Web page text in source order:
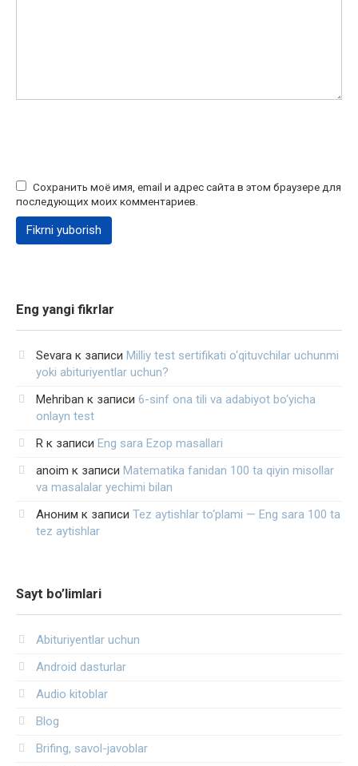
Сохранить моё имя, email и адрес сайта в этом браузере для
последующих моих комментариев.
Eng yangi fikrlar
Sevara к записи Milliy test sertifikati o‘qituvchilar uchunmi
yoki abituriyentlar uchun?
Mehriban к записи 6-sinf ona tili va adabiyot bo‘yicha
onlayn test
R к записи Eng sara Ezop masallari
anoim к записи Matematika fanidan 100 ta qiyin misollar
va masalalar yechimi bilan
Аноним к записи Tez aytishlar to‘plami — Eng sara 100 ta
tez aytishlar
Sayt bo’limlari
Abituriyentlar uchun
Android dasturlar
Audio kitoblar
Blog
Brifing, savol-javoblar